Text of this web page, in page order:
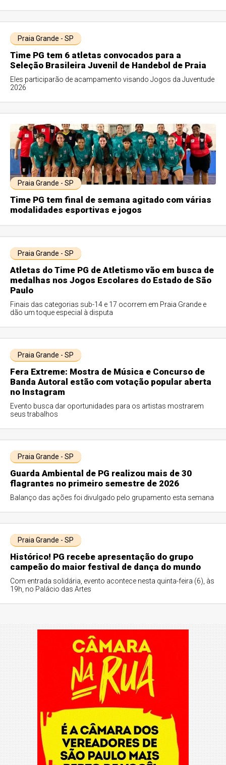
Praia Grande - SP
Time PG tem 6 atletas convocados para a
Seleção Brasileira Juvenil de Handebol de Praia
Eles participarão de acampamento visando Jogos da Juventude
2026
Praia Grande - SP
Time PG tem final de semana agitado com várias
modalidades esportivas e jogos
Praia Grande - SP
Atletas do Time PG de Atletismo vão em busca de
medalhas nos Jogos Escolares do Estado de São
Paulo
Finais das categorias sub-14 e 17 ocorrem em Praia Grande e
dão um toque especial à disputa
Praia Grande - SP
Fera Extreme: Mostra de Música e Concurso de
Banda Autoral estão com votação popular aberta
no Instagram
Evento busca dar oportunidades para os artistas mostrarem
seus trabalhos
Praia Grande - SP
Guarda Ambiental de PG realizou mais de 30
flagrantes no primeiro semestre de 2026
Balanço das ações foi divulgado pelo grupamento esta semana
Praia Grande - SP
Histórico! PG recebe apresentação do grupo
campeão do maior festival de dança do mundo
Com entrada solidária, evento acontece nesta quinta-feira (6), às
19h, no Palácio das Artes